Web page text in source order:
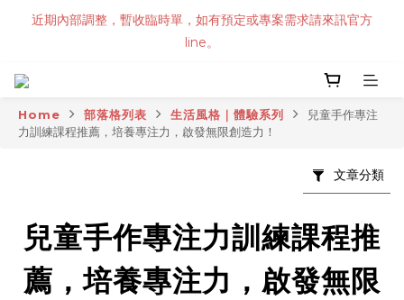
近期內部調整，暫收臨時單，如有預定或專案需求請來訊官方
line。
Home 部落格列表 生活風格｜體驗系列
兒童手作專注
力訓練課程推薦，培養專注力，啟發無限創造力！
文章分類
兒童手作專注力訓練課程推
薦，培養專注力，啟發無限